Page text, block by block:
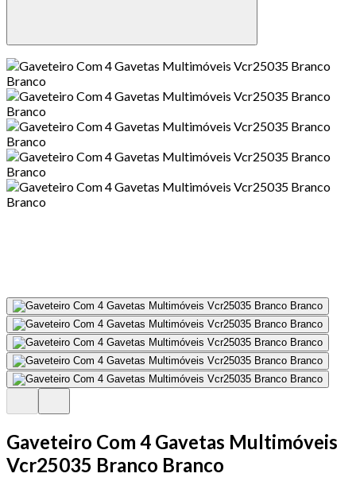
Gaveteiro Com 4 Gavetas Multimóveis
Vcr25035 Branco Branco